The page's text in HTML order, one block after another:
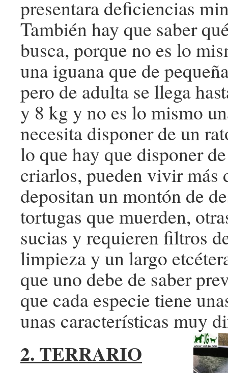
presentara deficiencias
También hay que saber
busca, porque no es lo
una iguana que de
pero de adulta se llega
y 8 kg y no es lo mismo
necesita disponer de un
lo que hay que disponer
criarlos, pueden vivir más
depositan un montón de
tortugas que muerden,
sucias y requieren filtros
limpieza y un largo
que uno debe de saber
que cada especie tiene
unas características muy
2. TERRARIO